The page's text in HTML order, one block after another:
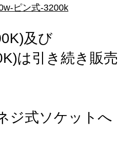
ピン式-3200k
及び
は引き続き販売
ジ式ソケットへ